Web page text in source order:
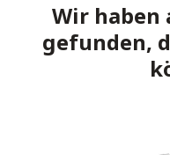
Wir haben
gefunden,